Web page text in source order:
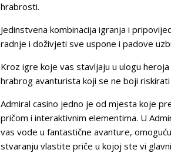
hrabrosti.
Jedinstvena kombinacija igranja i
radnje i doživjeti sve uspone i padove
Kroz igre koje vas stavljaju u ulogu
hrabrog avanturista koji se ne boji
Admiral casino jedno je od mjesta koje
pričom i interaktivnim elementima. U
vas vode u fantastične avanture,
stvaranju vlastite priče u kojoj ste vi